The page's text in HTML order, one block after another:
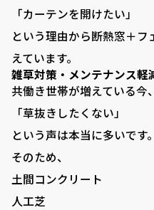
■ 外構プランニング
■ 料金シミュレーション
■ 施工事例
■ お客様の声
■ 求人サイト
■ お問い合わせ
「カーテンを開けたい」
という理由から断熱窓＋
えています。
雑草対策・メンテナンス軽
共働き世帯が増えている今、
「草抜きしたくない」
という声は本当に多いです。
そのため、
土間コンクリート
人工芝